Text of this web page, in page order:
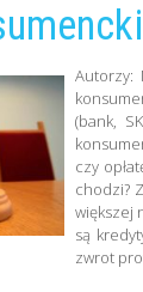
Autorzy:
(bank,
czy
chodzi?
większej
są
zwrot